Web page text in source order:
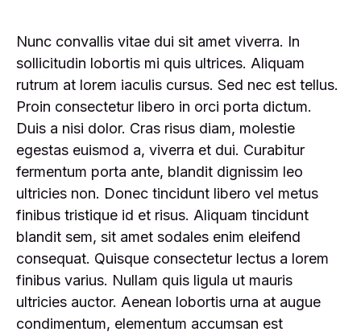
Nunc convallis vitae dui sit amet viverra. In
sollicitudin lobortis mi quis ultrices. Aliquam
rutrum at lorem iaculis cursus. Sed nec est tellus.
Proin consectetur libero in orci porta dictum.
Duis a nisi dolor. Cras risus diam, molestie
egestas euismod a, viverra et dui. Curabitur
fermentum porta ante, blandit dignissim leo
ultricies non. Donec tincidunt libero vel metus
finibus tristique id et risus. Aliquam tincidunt
blandit sem, sit amet sodales enim eleifend
consequat. Quisque consectetur lectus a lorem
finibus varius. Nullam quis ligula ut mauris
ultricies auctor. Aenean lobortis urna at augue
condimentum, elementum accumsan est